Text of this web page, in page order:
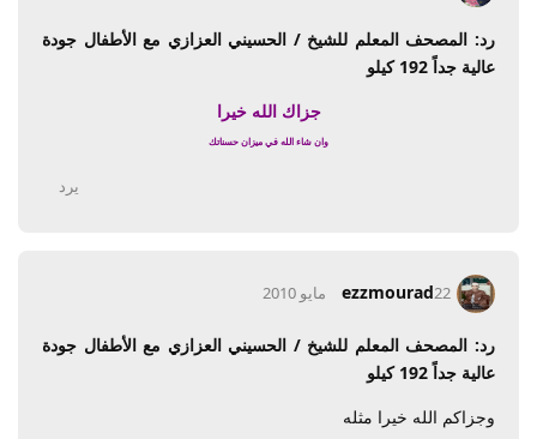
رد: المصحف المعلم للشيخ / الحسيني العزازي مع الأطفال جودة
عالية جداً 192 كيلو
جزاك الله خيرا
وان شاء الله في ميزان حسناتك
يرد
ezzmourad22 مايو 2010
رد: المصحف المعلم للشيخ / الحسيني العزازي مع الأطفال جودة
عالية جداً 192 كيلو
وجزاكم الله خيرا مثله